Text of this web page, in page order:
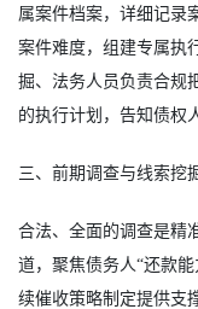
属案件档案，详细记录
案件难度，组建专属执
掘、法务人员负责合规
的执行计划，告知债权
三、前期调查与线索挖
合法、全面的调查是精
道，聚焦债务人“还款
续催收策略制定提供支